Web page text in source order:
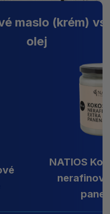
maslo (krém)
olej
NATIOS